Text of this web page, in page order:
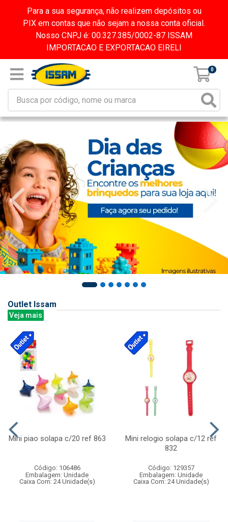
Para a sua segurança, não realizem depósitos ou
PIX em contas que não sejam a nossa conta oficial.
Nosso CNPJ é: 00.327.385/0002-87 ISSAM
IMPORTACAO E EXPORTACAO EIRELI
0
Outlet Issam
Veja mais
Mini piao solapa c/20 ref 863
Código: 106486
Embalagem: Unidade
Caixa Com: 24 Unidade(s)
Mini relogio solapa c/12 ref
832
Código: 129357
Embalagem: Unidade
Caixa Com: 24 Unidade(s)